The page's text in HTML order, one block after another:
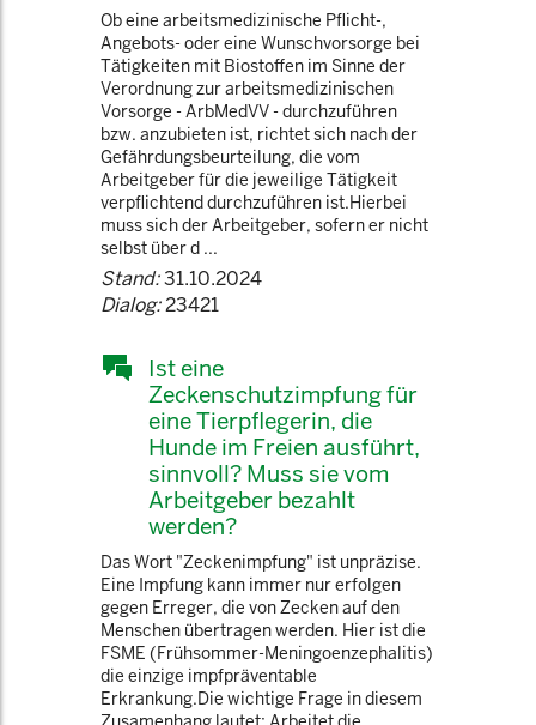
Ob eine arbeitsmedizinische Pflicht-,
Angebots- oder eine Wunschvorsorge bei
Tätigkeiten mit Biostoffen im Sinne der
Verordnung zur arbeitsmedizinischen
Vorsorge - ArbMedVV - durchzuführen
bzw. anzubieten ist, richtet sich nach der
Gefährdungsbeurteilung, die vom
Arbeitgeber für die jeweilige Tätigkeit
verpflichtend durchzuführen ist.Hierbei
muss sich der Arbeitgeber, sofern er nicht
selbst über d ...
Stand:31.10.2024
Dialog:23421
Ist eine
Zeckenschutzimpfung für
eine Tierpflegerin, die
Hunde im Freien ausführt,
sinnvoll? Muss sie vom
Arbeitgeber bezahlt
werden?
Das Wort "Zeckenimpfung" ist unpräzise.
Eine Impfung kann immer nur erfolgen
gegen Erreger, die von Zecken auf den
Menschen übertragen werden. Hier ist die
FSME (Frühsommer-Meningoenzephalitis)
die einzige impfpräventable
Erkrankung.Die wichtige Frage in diesem